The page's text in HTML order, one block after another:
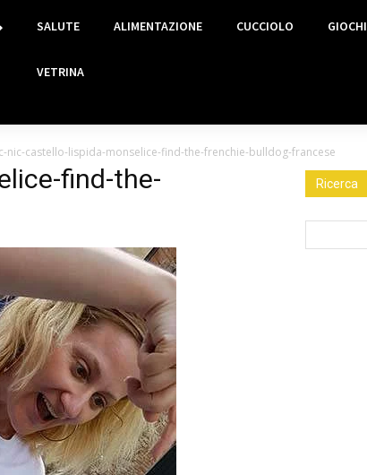
SALUTE ALIMENTAZIONE CUCCIOLO GIOCHI
VETRINA
nic-castello-lispida-monselice-find-the-frenchie-bulldog-francese
find-the-
Ricerca